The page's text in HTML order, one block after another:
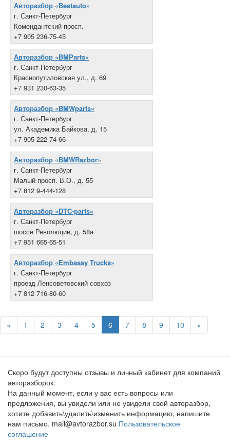
Авторазбор «Bestauto»
г. Санкт-Петербург
Комендантский просп.
+7 905 236-75-45
Авторазбор «BMParts»
г. Санкт-Петербург
Краснопутиловская ул., д. 69
+7 931 230-63-35
Авторазбор «BMWparts»
г. Санкт-Петербург
ул. Академика Байкова, д. 15
+7 905 222-74-66
Авторазбор «BMWRazbor»
г. Санкт-Петербург
Малый просп. В.О., д. 55
+7 812 9-444-128
Авторазбор «DTC-parts»
г. Санкт-Петербург
шоссе Революции, д. 58а
+7 951 665-65-51
Авторазбор «Embassy Trucks»
г. Санкт-Петербург
проезд Ленсоветовский совхоз
+7 812 716-80-60
« 1 2 3 4 5 6 7 8 9 10 »
Скоро будут доступны отзывы и личный кабинет для компаний
авторазборок.
На данный момент, если у вас есть вопросы или
предложения, вы увидели или не увидели свой авторазбор,
хотите добавить\удалить\изменить информацию, напишите
нам письмо. mail@avtorazbor.su Пользовательское
соглашение